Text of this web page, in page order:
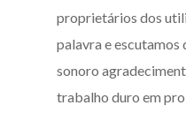
proprietários dos
palavra e escutamos
sonoro
trabalho duro em